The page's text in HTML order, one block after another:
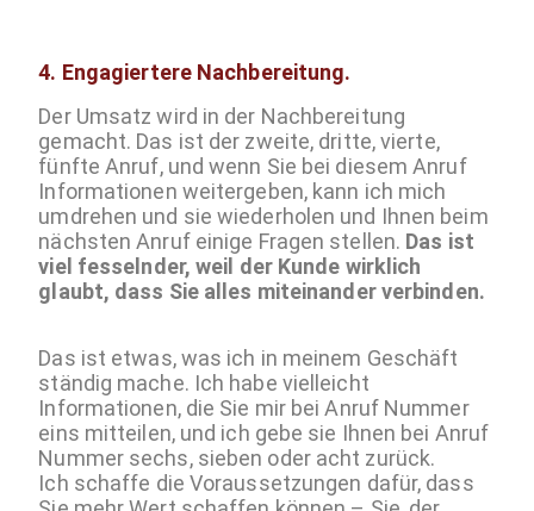
4. Engagiertere Nachbereitung.
Der Umsatz wird in der Nachbereitung
gemacht. Das ist der zweite, dritte, vierte,
fünfte Anruf, und wenn Sie bei diesem Anruf
Informationen weitergeben, kann ich mich
umdrehen und sie wiederholen und Ihnen beim
nächsten Anruf einige Fragen stellen. Das ist
viel fesselnder, weil der Kunde wirklich
glaubt, dass Sie alles miteinander verbinden.
Das ist etwas, was ich in meinem Geschäft
ständig mache. Ich habe vielleicht
Informationen, die Sie mir bei Anruf Nummer
eins mitteilen, und ich gebe sie Ihnen bei Anruf
Nummer sechs, sieben oder acht zurück.
Ich schaffe die Voraussetzungen dafür, dass